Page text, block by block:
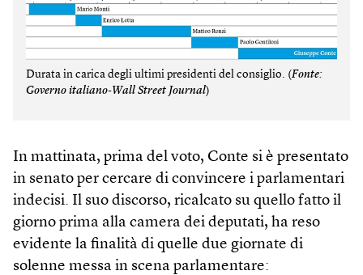
Durata in carica degli ultimi presidenti del consiglio. (Fonte:
Governo italiano-Wall Street Journal)
In mattinata, prima del voto, Conte si è presentato
in senato per cercare di convincere i parlamentari
indecisi. Il suo discorso, ricalcato su quello fatto il
giorno prima alla camera dei deputati, ha reso
evidente la finalità di quelle due giornate di
solenne messa in scena parlamentare: